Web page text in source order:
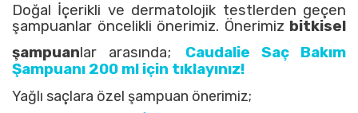
Doğal İçerikli ve dermatolojik testlerden geçen
şampuanlar öncelikli önerimiz. Önerimiz bitkisel
şampuanlar arasında;
Caudalie Saç Bakım
Şampuanı 200 ml için tıklayınız!
Yağlı saçlara özel şampuan önerimiz;